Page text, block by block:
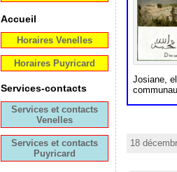
Accueil
Horaires Venelles
Horaires Puyricard
Services-contacts
Services et contacts
Venelles
Services et contacts
Puyricard
Josiane,
18